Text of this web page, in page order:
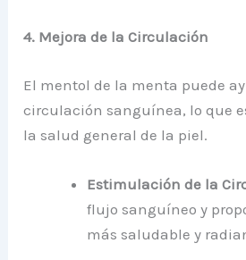
4. Mejora de la Circulación
El mentol de la menta puede
circulación sanguínea, lo que
la salud general de la piel.
Estimulación de la
flujo sanguíneo y
más saludable y